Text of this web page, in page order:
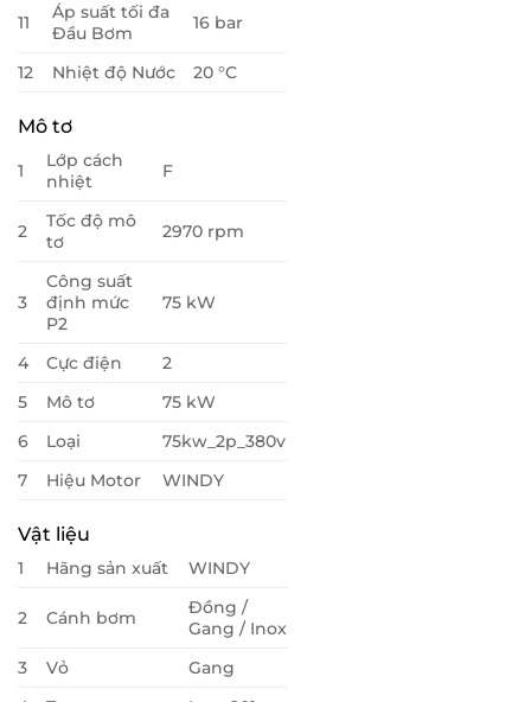
11
Áp suất tối đa
Đầu Bơm
16 bar
12 Nhiệt độ Nước 20 °C
Mô tơ
1
Lớp cách
nhiệt
F
2
Tốc độ mô
tơ
2970 rpm
3
Công suất
định mức
P2
75 kW
4 Cực điện
2
5
Mô tơ
75 kW
6
Loại
75kw_2p_380v
7
Hiệu Motor WINDY
Vật liệu
1 Hãng sản xuất WINDY
2 Cánh bơm
Đồng /
Gang / Inox
3
Vỏ
Gang